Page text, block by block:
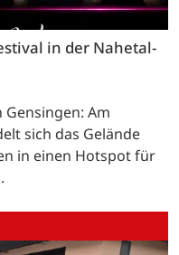
in der Nahetal-
Am
sich das Gelände
in einen Hotspot für